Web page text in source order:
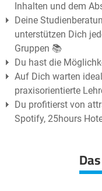
Inhalten und dem
Deine
unterstützen Dich
Gruppen 📚
Du hast die
Auf Dich warten
praxisorientierte
Du profitierst von
Spotify, 25hours